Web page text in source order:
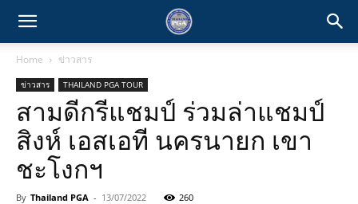
Home ข่าวสาร
ข่าวสาร THAILAND PGA TOUR
สามดีกรีแชมป์ ร่วมล่าแชมป์
สิงห์ เอสเอที นครนายก เขา
ชะโงกฯ
By Thailand PGA - 13/07/2022 260